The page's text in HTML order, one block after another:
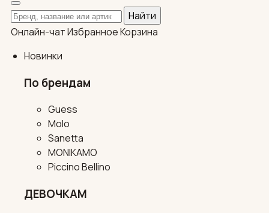
Поиск по каталогу
Найти
Онлайн-чатИзбранноеКорзина
Новинки
По брендам
Guess
Molo
Sanetta
MONIKAMO
Piccino Bellino
ДЕВОЧКАМ